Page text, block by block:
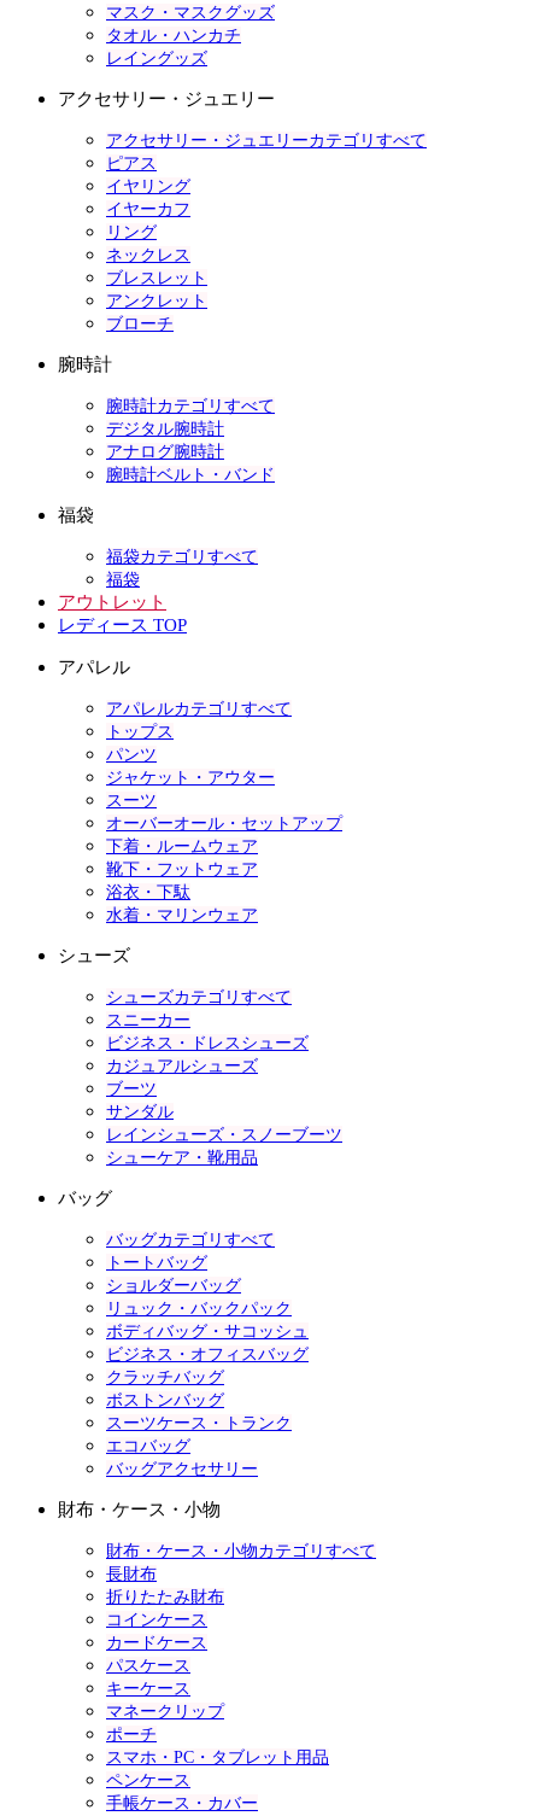
マスク・マスクグッズ
タオル・ハンカチ
レイングッズ
アクセサリー・ジュエリー
アクセサリー・ジュエリーカテゴリすべて
ピアス
イヤリング
イヤーカフ
リング
ネックレス
ブレスレット
アンクレット
ブローチ
腕時計
腕時計カテゴリすべて
デジタル腕時計
アナログ腕時計
腕時計ベルト・バンド
福袋
福袋カテゴリすべて
福袋
アウトレット
レディース TOP
アパレル
アパレルカテゴリすべて
トップス
パンツ
ジャケット・アウター
スーツ
オーバーオール・セットアップ
下着・ルームウェア
靴下・フットウェア
浴衣・下駄
水着・マリンウェア
シューズ
シューズカテゴリすべて
スニーカー
ビジネス・ドレスシューズ
カジュアルシューズ
ブーツ
サンダル
レインシューズ・スノーブーツ
シューケア・靴用品
バッグ
バッグカテゴリすべて
トートバッグ
ショルダーバッグ
リュック・バックパック
ボディバッグ・サコッシュ
ビジネス・オフィスバッグ
クラッチバッグ
ボストンバッグ
スーツケース・トランク
エコバッグ
バッグアクセサリー
財布・ケース・小物
財布・ケース・小物カテゴリすべて
長財布
折りたたみ財布
コインケース
カードケース
パスケース
キーケース
マネークリップ
ポーチ
スマホ・PC・タブレット用品
ペンケース
手帳ケース・カバー